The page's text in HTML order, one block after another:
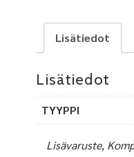
Lisätiedot
Lisätiedot
TYYPPI
Lisävaruste,